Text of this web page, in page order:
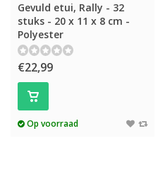
Gevuld etui, Rally - 32
stuks - 20 x 11 x 8 cm -
Polyester
€22,99
Op voorraad